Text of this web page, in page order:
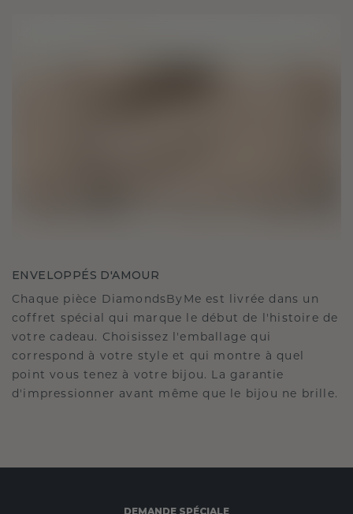
ENVELOPPÉS D'AMOUR
Chaque pièce DiamondsByMe est livrée dans un
coffret spécial qui marque le début de l'histoire de
votre cadeau. Choisissez l'emballage qui
correspond à votre style et qui montre à quel
point vous tenez à votre bijou. La garantie
d'impressionner avant même que le bijou ne brille.
DEMANDE SPÉCIALE